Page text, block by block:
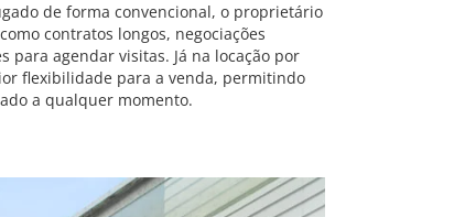
de forma convencional, o proprietário
contratos longos, negociações
para agendar visitas. Já na locação por
flexibilidade para a venda, permitindo
a qualquer momento.